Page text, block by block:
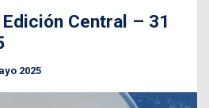
Central – 31
2025